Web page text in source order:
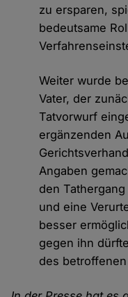
zu ersparen,
bedeutsame
Weiter wurde
Vater, der
Tatvorwurf
ergänzenden
Angaben
den
und eine
besser
gegen ihn
des